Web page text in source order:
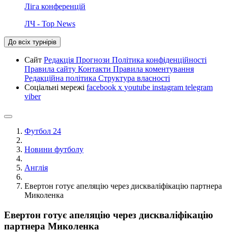
Ліга конференцій
ЛЧ - Top News
До всіх турнірів
Сайт Редакція Прогнози Політика конфіденційності
Правила сайту Контакти Правила коментування
Редакційна політика Структура власності
Соціальні мережі facebook x youtube instagram telegram
viber
Футбол 24
Новини футболу
Англія
Евертон готує апеляцію через дискваліфікацію партнера
Миколенка
Евертон готує апеляцію через дискваліфікацію
партнера Миколенка